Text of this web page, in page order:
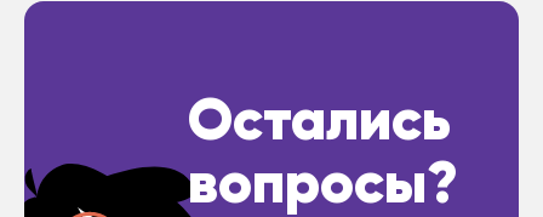
Остались
вопросы?